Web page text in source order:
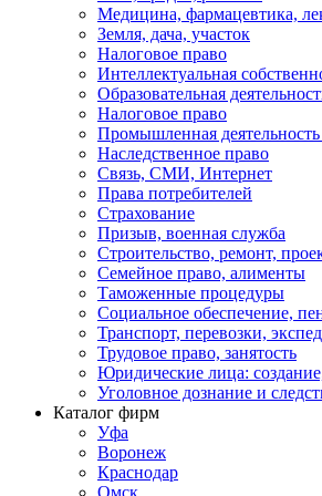
Медицина, фармацевтика,
Земля, дача, участок
Налоговое право
Интеллектуальная
Образовательная
Налоговое право
Промышленная
Наследственное право
Связь, СМИ, Интернет
Права потребителей
Страхование
Призыв, военная служба
Строительство, ремонт,
Семейное право, алименты
Таможенные процедуры
Социальное обеспечение,
Транспорт, перевозки,
Трудовое право, занятость
Юридические лица:
Уголовное дознание и
Каталог фирм
Уфа
Воронеж
Краснодар
Омск